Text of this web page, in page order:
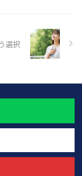
選択